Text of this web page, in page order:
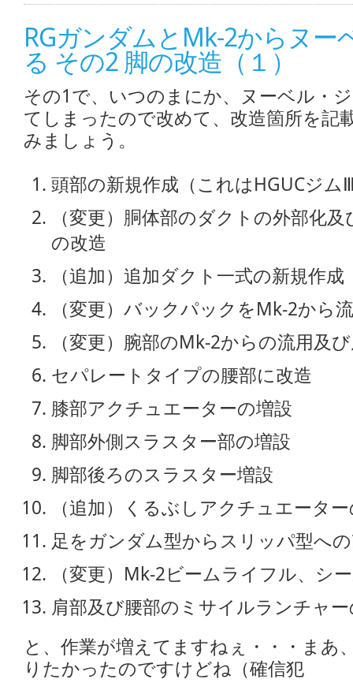
RGガンダムとMk-2からヌー
る その2 脚の改造（１）
その1で、いつのまにか、ヌーベル・
てしまったので改めて、改造箇所を記
みましょう。
頭部の新規作成（これはHGUCジ
（変更）胴体部のダクトの外部化
の改造
（追加）追加ダクト一式の新規作成
（変更）バックパックをMk-2から
（変更）腕部のMk-2からの流用及
セパレートタイプの腰部に改造
膝部アクチュエーターの増設
脚部外側スラスター部の増設
脚部後ろのスラスター増設
（追加）くるぶしアクチュエータ
足をガンダム型からスリッパ型へ
（変更）Mk-2ビームライフル、シ
肩部及び腰部のミサイルランチャ
と、作業が増えてますねぇ・・・まあ
りたかったのですけどね（確信犯